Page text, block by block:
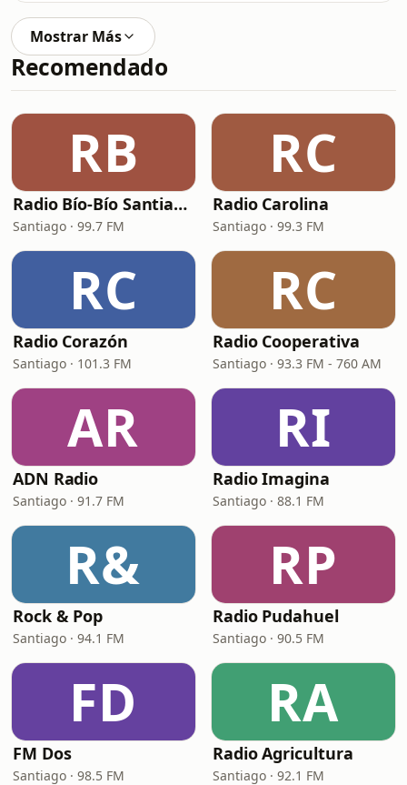
Mostrar Más
Recomendado
RB
Radio Bío-Bío Santiago 99.7
Santiago · 99.7 FM
RC
Radio Carolina
Santiago · 99.3 FM
RC
Radio Corazón
Santiago · 101.3 FM
RC
Radio Cooperativa
Santiago · 93.3 FM - 760 AM
AR
ADN Radio
Santiago · 91.7 FM
RI
Radio Imagina
Santiago · 88.1 FM
R&
Rock & Pop
Santiago · 94.1 FM
RP
Radio Pudahuel
Santiago · 90.5 FM
FD
FM Dos
Santiago · 98.5 FM
RA
Radio Agricultura
Santiago · 92.1 FM